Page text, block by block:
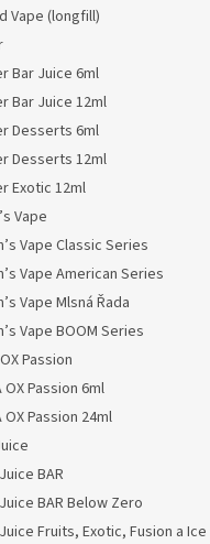
Vape (longfill)
Bar Juice 6ml
Bar Juice 12ml
Desserts 6ml
Desserts 12ml
Exotic 12ml
Vape
Vape Classic Series
Vape American Series
Vape Mlsná Řada
Vape BOOM Series
Passion
OX Passion 6ml
OX Passion 24ml
BAR
BAR Below Zero
Fruits, Exotic, Fusion a Ice